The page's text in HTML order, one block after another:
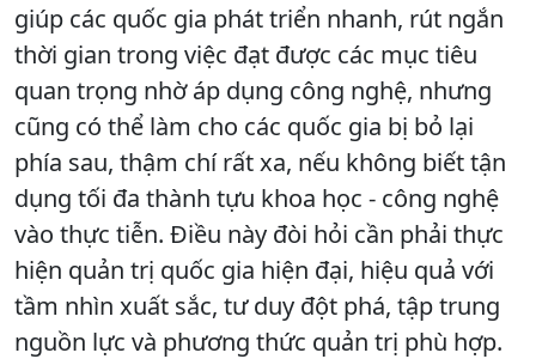
giúp các quốc gia phát triển nhanh, rút ngắn
thời gian trong việc đạt được các mục tiêu
quan trọng nhờ áp dụng công nghệ, nhưng
cũng có thể làm cho các quốc gia bị bỏ lại
phía sau, thậm chí rất xa, nếu không biết tận
dụng tối đa thành tựu khoa học - công nghệ
vào thực tiễn. Điều này đòi hỏi cần phải thực
hiện quản trị quốc gia hiện đại, hiệu quả với
tầm nhìn xuất sắc, tư duy đột phá, tập trung
nguồn lực và phương thức quản trị phù hợp.